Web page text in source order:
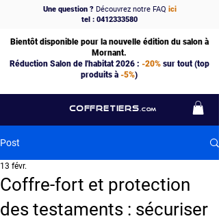
COFFRETIERS .COM
Une question ?Découvrez notre FAQ ici
tel : 0412333580
Bientôt disponible pour la nouvelle édition du salon à
Mornant.
Réduction Salon de l'habitat 2026 : -20%sur tout (top
produits à -5%)
Post
Coffre-fort et protection
des testaments : sécuriser
13 févr.